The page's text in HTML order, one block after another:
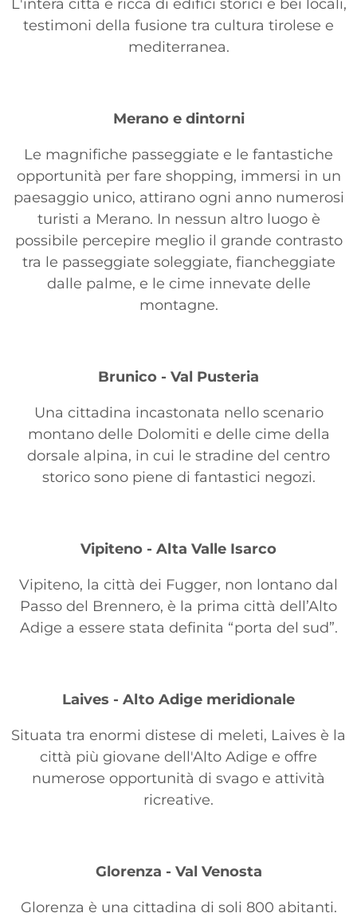
L'intera città è ricca di edifici storici e bei locali,
testimoni della fusione tra cultura tirolese e
mediterranea.
Merano e dintorni
Le magnifiche passeggiate e le fantastiche
opportunità per fare shopping, immersi in un
paesaggio unico, attirano ogni anno numerosi
turisti a Merano. In nessun altro luogo è
possibile percepire meglio il grande contrasto
tra le passeggiate soleggiate, fiancheggiate
dalle palme, e le cime innevate delle
montagne.
Brunico - Val Pusteria
Una cittadina incastonata nello scenario
montano delle Dolomiti e delle cime della
dorsale alpina, in cui le stradine del centro
storico sono piene di fantastici negozi.
Vipiteno - Alta Valle Isarco
Vipiteno, la città dei Fugger, non lontano dal
Passo del Brennero, è la prima città dell’Alto
Adige a essere stata definita “porta del sud”.
Laives - Alto Adige meridionale
Situata tra enormi distese di meleti, Laives è la
città più giovane dell'Alto Adige e offre
numerose opportunità di svago e attività
ricreative.
Glorenza - Val Venosta
Glorenza è una cittadina di soli 800 abitanti.